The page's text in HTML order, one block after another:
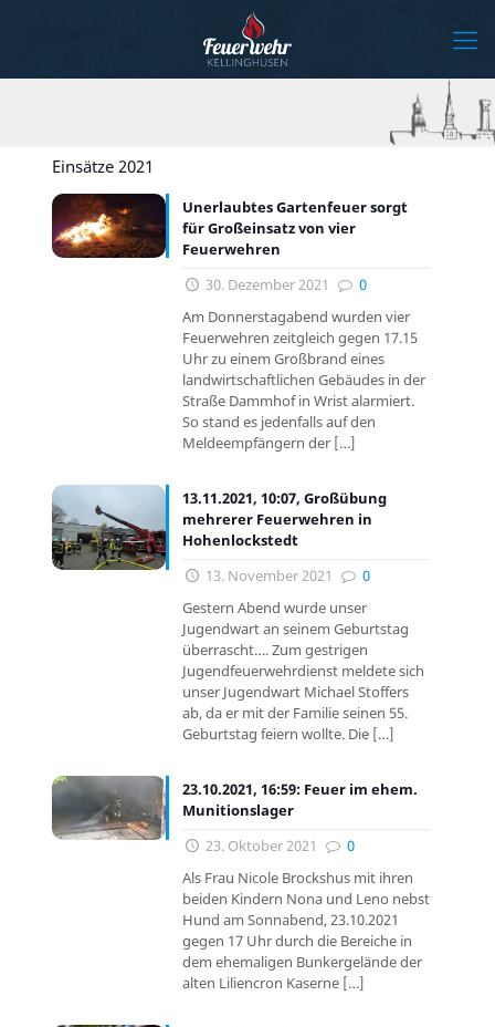
Einsätze 2021
Unerlaubtes Gartenfeuer sorgt
für Großeinsatz von vier
Feuerwehren
30. Dezember 2021
0
Am Donnerstagabend wurden vier
Feuerwehren zeitgleich gegen 17.15
Uhr zu einem Großbrand eines
landwirtschaftlichen Gebäudes in der
Straße Dammhof in Wrist alarmiert.
So stand es jedenfalls auf den
Meldeempfängern der […]
13.11.2021, 10:07, Großübung
mehrerer Feuerwehren in
Hohenlockstedt
13. November 2021
0
Gestern Abend wurde unser
Jugendwart an seinem Geburtstag
überrascht…. Zum gestrigen
Jugendfeuerwehrdienst meldete sich
unser Jugendwart Michael Stoffers
ab, da er mit der Familie seinen 55.
Geburtstag feiern wollte. Die […]
23.10.2021, 16:59: Feuer im ehem.
Munitionslager
23. Oktober 2021
0
Als Frau Nicole Brockshus mit ihren
beiden Kindern Nona und Leno nebst
Hund am Sonnabend, 23.10.2021
gegen 17 Uhr durch die Bereiche in
dem ehemaligen Bunkergelände der
alten Liliencron Kaserne […]